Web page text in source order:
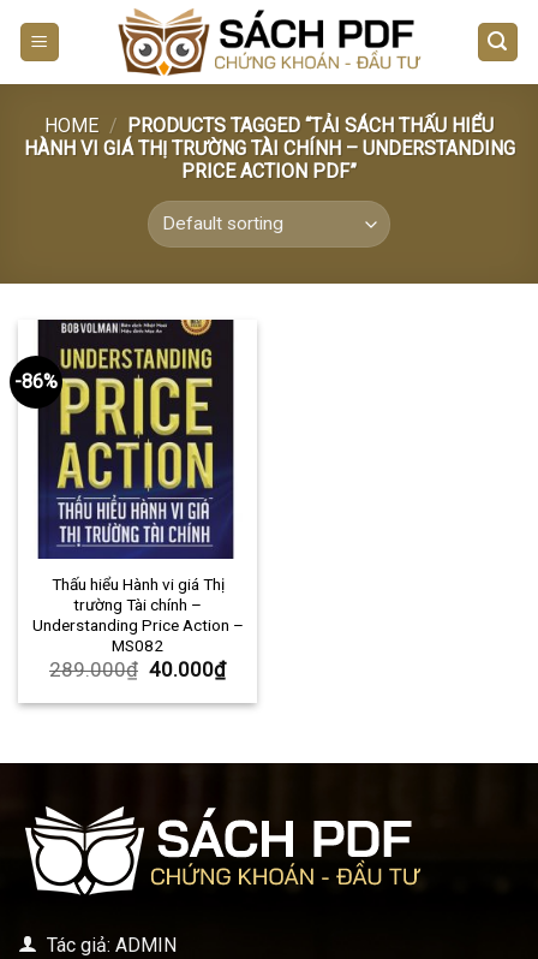
HOME / PRODUCTS TAGGED “TẢI SÁCH THẤU HIỂU
HÀNH VI GIÁ THỊ TRƯỜNG TÀI CHÍNH – UNDERSTANDING
PRICE ACTION PDF”
-86%
Thấu hiểu Hành vi giá Thị
trường Tài chính –
Understanding Price Action –
MS082
289.000₫ 40.000₫
Tác giả: ADMIN